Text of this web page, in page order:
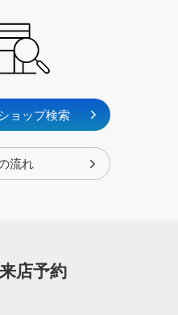
ョップ検索
流れ
店予約